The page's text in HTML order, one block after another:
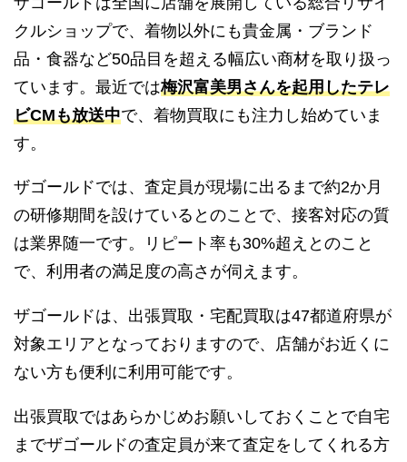
クルショップで、着物以外にも貴金属・ブランド
品・食器など50品目を超える幅広い商材を取り扱っ
ています。最近では梅沢富美男さんを起用したテレ
ビCMも放送中で、着物買取にも注力し始めていま
す。
ザゴールドでは、査定員が現場に出るまで約2か月
の研修期間を設けているとのことで、接客対応の質
は業界随一です。リピート率も30%超えとのこと
で、利用者の満足度の高さが伺えます。
ザゴールドは、出張買取・宅配買取は47都道府県が
対象エリアとなっておりますので、店舗がお近くに
ない方も便利に利用可能です。
出張買取ではあらかじめお願いしておくことで自宅
までザゴールドの査定員が来て査定をしてくれる方